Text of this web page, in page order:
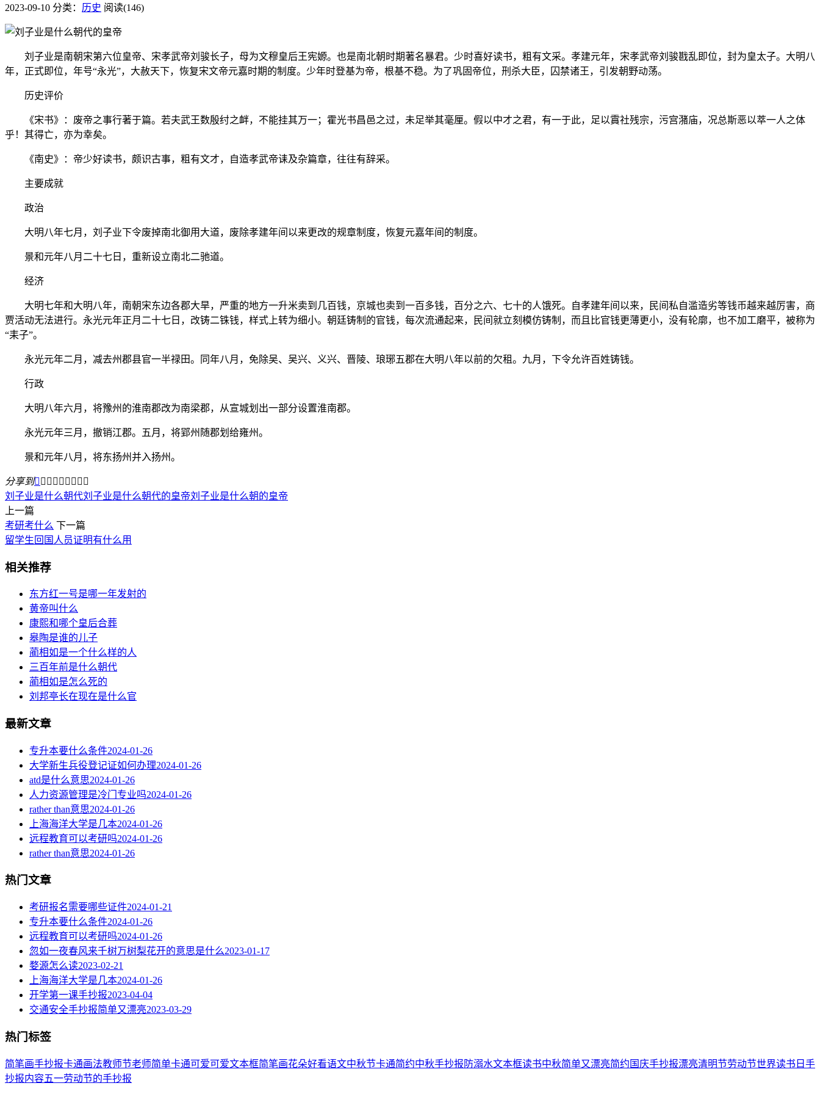
2023-09-10 分类： 历史 阅读(146)
刘子业是南朝宋第六位皇帝、宋孝武帝刘骏长子，母为文穆皇后王宪嫄。也是南北朝时期著名暴君。少时喜好读书，粗有文采。孝建元年，宋孝武帝刘骏戡乱即位，封为皇太子。大明八
年，正式即位，年号“永光”，大赦天下，恢复宋文帝元嘉时期的制度。少年时登基为帝，根基不稳。为了巩固帝位，刑杀大臣，囚禁诸王，引发朝野动荡。
历史评价
《宋书》：废帝之事行著于篇。若夫武王数殷纣之衅，不能挂其万一；霍光书昌邑之过，未足举其毫厘。假以中才之君，有一于此，足以霣社残宗，污宫潴庙，况总斯恶以萃一人之体
乎！其得亡，亦为幸矣。
《南史》：帝少好读书，颇识古事，粗有文才，自造孝武帝诔及杂篇章，往往有辞采。
主要成就
政治
大明八年七月，刘子业下令废掉南北御用大道，废除孝建年间以来更改的规章制度，恢复元嘉年间的制度。
景和元年八月二十七日，重新设立南北二驰道。
经济
大明七年和大明八年，南朝宋东边各郡大旱，严重的地方一升米卖到几百钱，京城也卖到一百多钱，百分之六、七十的人饿死。自孝建年间以来，民间私自滥造劣等钱币越来越厉害，商
贾活动无法进行。永光元年正月二十七日，改铸二铢钱，样式上转为细小。朝廷铸制的官钱，每次流通起来，民间就立刻模仿铸制，而且比官钱更薄更小，没有轮廓，也不加工磨平，被称为
“耒子”。
永光元年二月，减去州郡县官一半禄田。同年八月，免除吴、吴兴、义兴、晋陵、琅琊五郡在大明八年以前的欠租。九月，下令允许百姓铸钱。
行政
大明八年六月，将豫州的淮南郡改为南梁郡，从宣城划出一部分设置淮南郡。
永光元年三月，撤销江郡。五月，将郢州随郡划给雍州。
景和元年八月，将东扬州并入扬州。
分享到        
刘子业是什么朝代刘子业是什么朝代的皇帝刘子业是什么朝的皇帝
上一篇
考研考什么 下一篇
留学生回国人员证明有什么用
相关推荐
东方红一号是哪一年发射的
黄帝叫什么
康熙和哪个皇后合葬
皋陶是谁的儿子
蔺相如是一个什么样的人
三百年前是什么朝代
蔺相如是怎么死的
刘邦亭长在现在是什么官
最新文章
专升本要什么条件2024-01-26
大学新生兵役登记证如何办理2024-01-26
atd是什么意思2024-01-26
人力资源管理是冷门专业吗2024-01-26
rather than意思2024-01-26
上海海洋大学是几本2024-01-26
远程教育可以考研吗2024-01-26
rather than意思2024-01-26
热门文章
考研报名需要哪些证件2024-01-21
专升本要什么条件2024-01-26
远程教育可以考研吗2024-01-26
忽如一夜春风来千树万树梨花开的意思是什么2023-01-17
婺源怎么读2023-02-21
上海海洋大学是几本2024-01-26
开学第一课手抄报2023-04-04
交通安全手抄报简单又漂亮2023-03-29
热门标签
简笔画手抄报卡通画法教师节老师简单卡通可爱可爱文本框简笔画花朵好看语文中秋节卡通简约中秋手抄报 防溺水文本框读书中秋简单又漂亮简约 国庆手抄报漂亮清明节劳动节世界读书日 手
抄报内容五一劳动节的手抄报